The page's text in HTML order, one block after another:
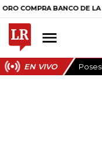
BANCO DE LA
EN VIVO